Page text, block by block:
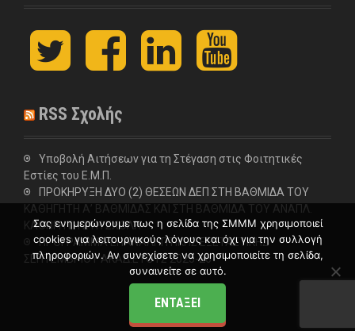
t
i
e
r
F
c
o
L
n
I
y
u
e
RSS Σχολής
Υποβολή Αιτήσεων για τη Στέγαση στις Φοιτητικές
Εστίες του Ε.Μ.Π.
ΠΡΟΚΗΡΥΞΗ ΔΥΟ (2) ΘΕΣΕΩΝ ΔΕΠ ΣΤΗ ΒΑΘΜΙΔΑ ΤΟΥ
ΚΑΘΗΓΗΤΗ Α’ ΒΑΘΜΙΔΑΣ ΚΑΙ ΣΤΗ ΒΑΘΜΙΔΑ ΤΟΥ ΑΝΑΠΛ.
ΚΑΘΗΓΗΤΗ ΣΤΗ ΣΧΟΛΗ
ΠΡΟΓΡΑΜΜΑ ΕΠΑΝΑΛΗΠΤΙΚΗΣ ΕΞΕΤΑΣΤΙΚΗΣ
ΣΕΠΤΕΜΒΡΙΟΥ ΑΚΑΔ.ΕΤΟΥΣ 2025-26
Σας ενημερώνουμε πως η σελίδα της ΣΜΜΜ χρησιμοποιεί
cookies για λειτουργικούς λόγους και όχι για την συλλογή
πληροφοριών. Αν συνεχίσετε να χρησιμοποιείτε τη σελίδα,
συναινείτε σε αυτό.
ΕΝΤΆΞΕΙ